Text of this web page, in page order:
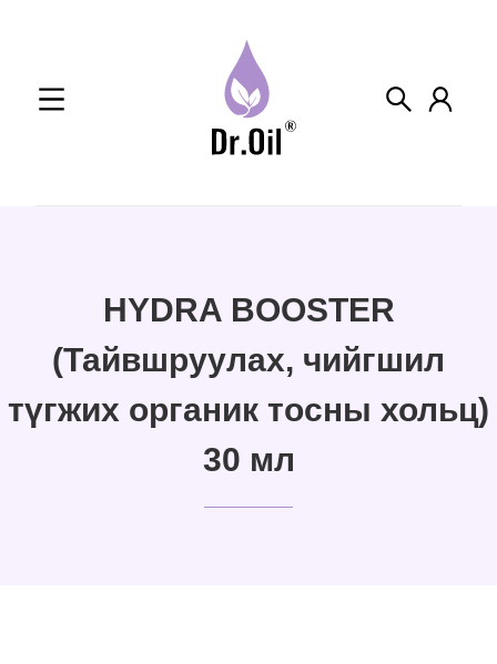
HYDRA BOOSTER
(Тайвшруулах, чийгшил
түгжих органик тосны хольц)
30 мл